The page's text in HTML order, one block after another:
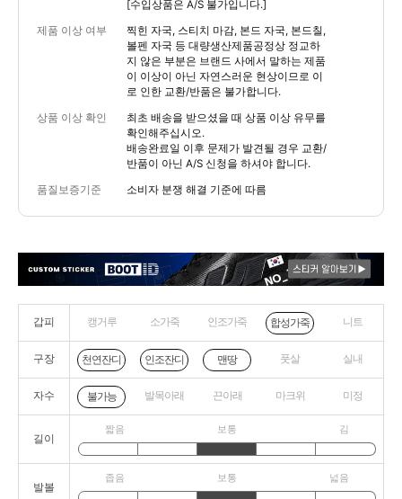
[수입상품은 A/S 불가입니다.]
제품 이상 여부
찍힌 자국, 스티치 마감, 본드 자국, 본드칠,
볼펜 자국 등 대량생산제품공정상 정교하
지 않은 부분은 브랜드 사에서 말하는 제품
이 이상이 아닌 자연스러운 현상이므로 이
로 인한 교환/반품은 불가합니다.
상품 이상 확인
최초 배송을 받으셨을 때 상품 이상 유무를
확인해주십시오.
배송완료일 이후 문제가 발견될 경우 교환/
반품이 아닌 A/S 신청을 하셔야 합니다.
품질보증기준 소비자 분쟁 해결 기준에 따름
갑피 캥거루 소가죽 인조가죽 합성가죽 니트
구장 천연잔디 인조잔디 맨땅 풋살 실내
자수 불가능 발목아래 끈아래 마크위 미정
길이
짧음 보통 김
발볼
좁음 보통 넓음